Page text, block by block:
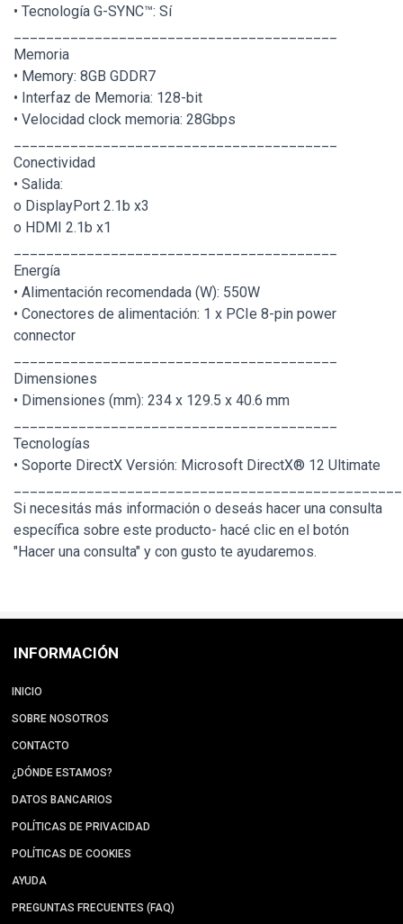
• Tecnología G-SYNC™: Sí
Memoria
• Memory: 8GB GDDR7
• Interfaz de Memoria: 128-bit
• Velocidad clock memoria: 28Gbps
Conectividad
• Salida:
o DisplayPort 2.1b x3
o HDMI 2.1b x1
Energía
• Alimentación recomendada (W): 550W
• Conectores de alimentación: 1 x PCIe 8-pin power
connector
Dimensiones
• Dimensiones (mm): 234 x 129.5 x 40.6 mm
Tecnologías
• Soporte DirectX Versión: Microsoft DirectX® 12 Ultimate
Si necesitás más información o deseás hacer una consulta
específica sobre este producto- hacé clic en el botón
"Hacer una consulta" y con gusto te ayudaremos.
INFORMACIÓN
INICIO
SOBRE NOSOTROS
CONTACTO
¿DÓNDE ESTAMOS?
DATOS BANCARIOS
POLÍTICAS DE PRIVACIDAD
POLÍTICAS DE COOKIES
AYUDA
PREGUNTAS FRECUENTES (FAQ)